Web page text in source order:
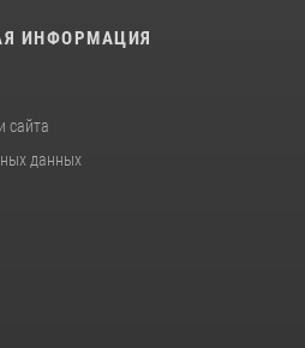
ИНФОРМАЦИЯ
сайта
данных